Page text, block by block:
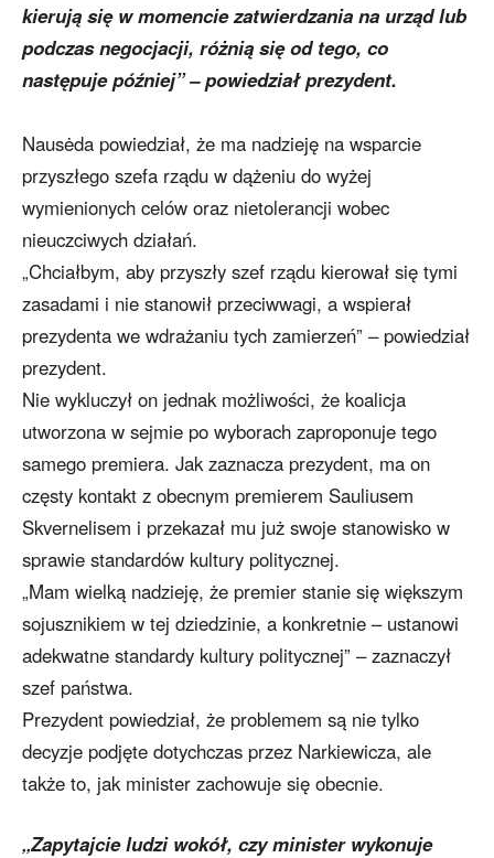
kierują się w momencie zatwierdzania na urząd lub
podczas negocjacji, różnią się od tego, co
następuje później” – powiedział prezydent.
Nausėda powiedział, że ma nadzieję na wsparcie
przyszłego szefa rządu w dążeniu do wyżej
wymienionych celów oraz nietolerancji wobec
nieuczciwych działań.
„Chciałbym, aby przyszły szef rządu kierował się tymi
zasadami i nie stanowił przeciwwagi, a wspierał
prezydenta we wdrażaniu tych zamierzeń” – powiedział
prezydent.
Nie wykluczył on jednak możliwości, że koalicja
utworzona w sejmie po wyborach zaproponuje tego
samego premiera. Jak zaznacza prezydent, ma on
częsty kontakt z obecnym premierem Sauliusem
Skvernelisem i przekazał mu już swoje stanowisko w
sprawie standardów kultury politycznej.
„Mam wielką nadzieję, że premier stanie się większym
sojusznikiem w tej dziedzinie, a konkretnie – ustanowi
adekwatne standardy kultury politycznej” – zaznaczył
szef państwa.
Prezydent powiedział, że problemem są nie tylko
decyzje podjęte dotychczas przez Narkiewicza, ale
także to, jak minister zachowuje się obecnie.
„Zapytajcie ludzi wokół, czy minister wykonuje